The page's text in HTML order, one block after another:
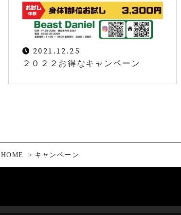
2021.12.25
２０２２お得なキャンペーン
HOME キャンペーン